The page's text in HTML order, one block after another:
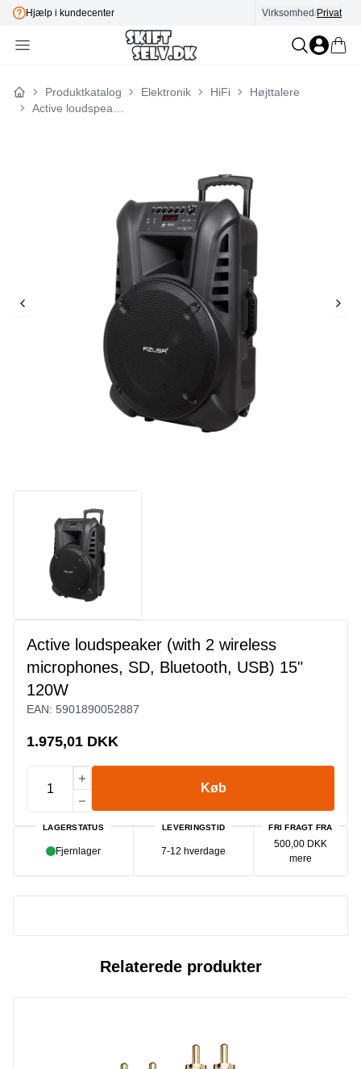
Hjælp i kundecenter E-mærket
Virksomhed/Privat
Forside
Produktkatalog Elektronik HiFi
Højttalere
Active loudspeaker (with 2 wireless
microphones, SD, Bluetooth, USB) 15"
120W
EAN: 5901890052887
1.975,01 DKK
Køb
LAGERSTATUS
Fjernlager
LEVERINGSTID
7-12 hverdage
FRI FRAGT FRA
500,00 DKK
mere
Relaterede produkter